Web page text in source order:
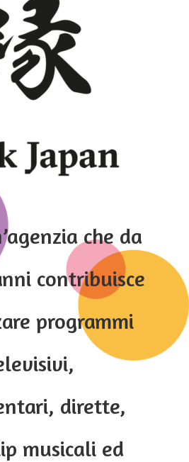
che da
contribuisce
programmi
dirette,
musicali ed